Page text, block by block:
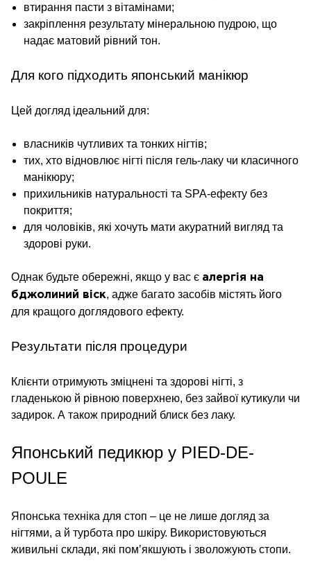
втирання пасти з вітамінами;
закріплення результату мінеральною пудрою, що
надає матовий рівний тон.
Для кого підходить японський манікюр
Цей догляд ідеальний для:
власників чутливих та тонких нігтів;
тих, хто відновлює нігті після гель-лаку чи класичного
манікюру;
прихильників натуральності та SPA-ефекту без
покриття;
для чоловіків, які хочуть мати акуратний вигляд та
здорові руки.
Однак будьте обережні, якщо у вас є алергія на
бджолиний віск, адже багато засобів містять його
для кращого доглядового ефекту.
Результати після процедури
Клієнти отримують зміцнені та здорові нігті, з
гладенькою й рівною поверхнею, без зайвої кутикули чи
задирок. А також природний блиск без лаку.
Японський педикюр у PIED-DE-
POULE
Японська техніка для стоп – це не лише догляд за
нігтями, а й турбота про шкіру. Використовуються
живильні склади, які пом’якшують і зволожують стопи.